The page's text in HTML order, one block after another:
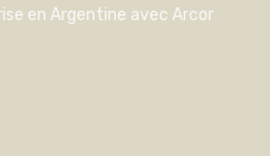
en Argentine avec Arcor